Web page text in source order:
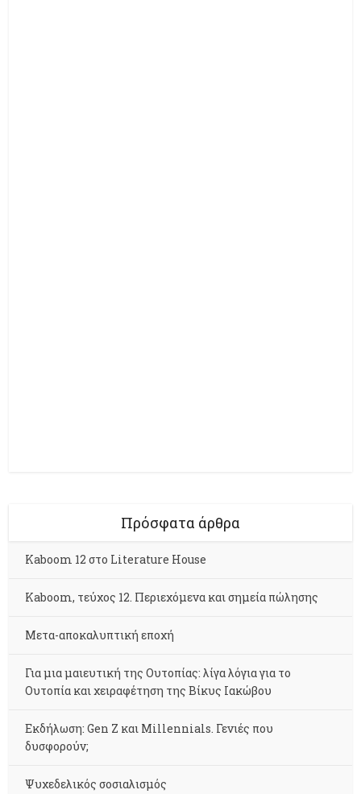
Πρόσφατα άρθρα
Kaboom 12 στο Literature House
Kaboom, τεύχος 12. Περιεχόμενα και σημεία πώλησης
Μετα-αποκαλυπτική εποχή
Για μια μαιευτική της Ουτοπίας: λίγα λόγια για το
Ουτοπία και χειραφέτηση της Βίκυς Ιακώβου
Εκδήλωση: Gen Z και Millennials. Γενιές που
δυσφορούν;
Ψυχεδελικός σοσιαλισμός